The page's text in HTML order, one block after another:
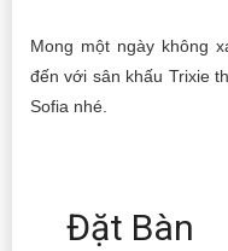
Mong một ngày không
đến với sân khấu Trixie
Sofia nhé.
Đặt Bàn